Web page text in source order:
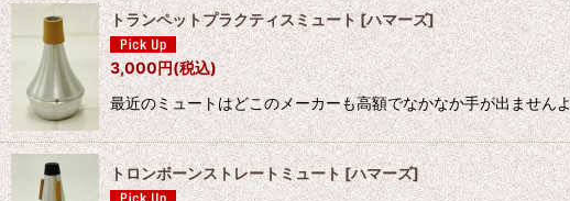
トランペットプラクティスミュート [ハマーズ]
3,000円(税込)
最近のミュートはどこのメーカーも高額でなかなか手が出ませ
トロンボーンストレートミュート [ハマーズ]